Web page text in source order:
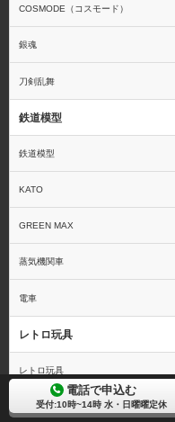
COSMODE（コスモード）
銀魂
刀剣乱舞
鉄道模型
鉄道模型
KATO
GREEN MAX
蒸気機関車
電車
レトロ玩具
レトロ玩具
野村トーイ
電話で申込む
受付:10時~14時 水・日曜曜定休